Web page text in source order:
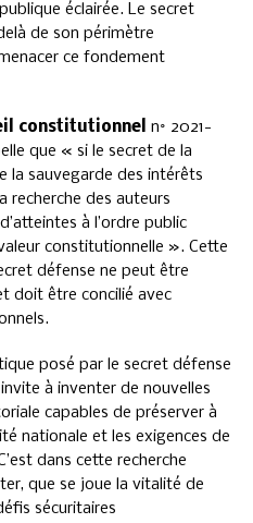
éclairée. Le secret
de son périmètre
ce fondement
constitutionnel n° 2021-
que « si le secret de la
la sauvegarde des intérêts
recherche des auteurs
à l’ordre public
constitutionnelle ». Cette
défense ne peut être
doit être concilié avec
posé par le secret défense
à inventer de nouvelles
capables de préserver à
nationale et les exigences de
dans cette recherche
que se joue la vitalité de
sécuritaires